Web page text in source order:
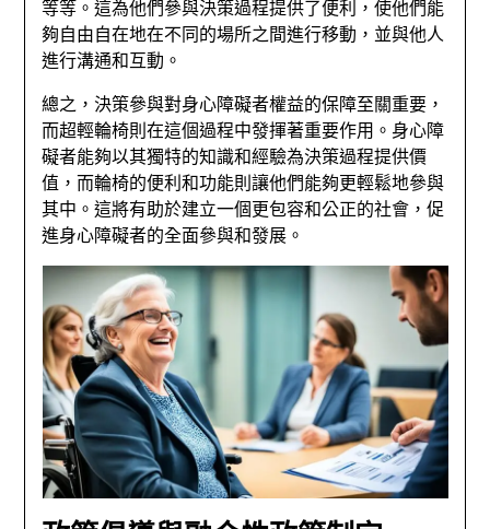
等等。這為他們參與決策過程提供了便利，使他們能
夠自由自在地在不同的場所之間進行移動，並與他人
進行溝通和互動。
總之，決策參與對身心障礙者權益的保障至關重要，
而超輕輪椅則在這個過程中發揮著重要作用。身心障
礙者能夠以其獨特的知識和經驗為決策過程提供價
值，而輪椅的便利和功能則讓他們能夠更輕鬆地參與
其中。這將有助於建立一個更包容和公正的社會，促
進身心障礙者的全面參與和發展。